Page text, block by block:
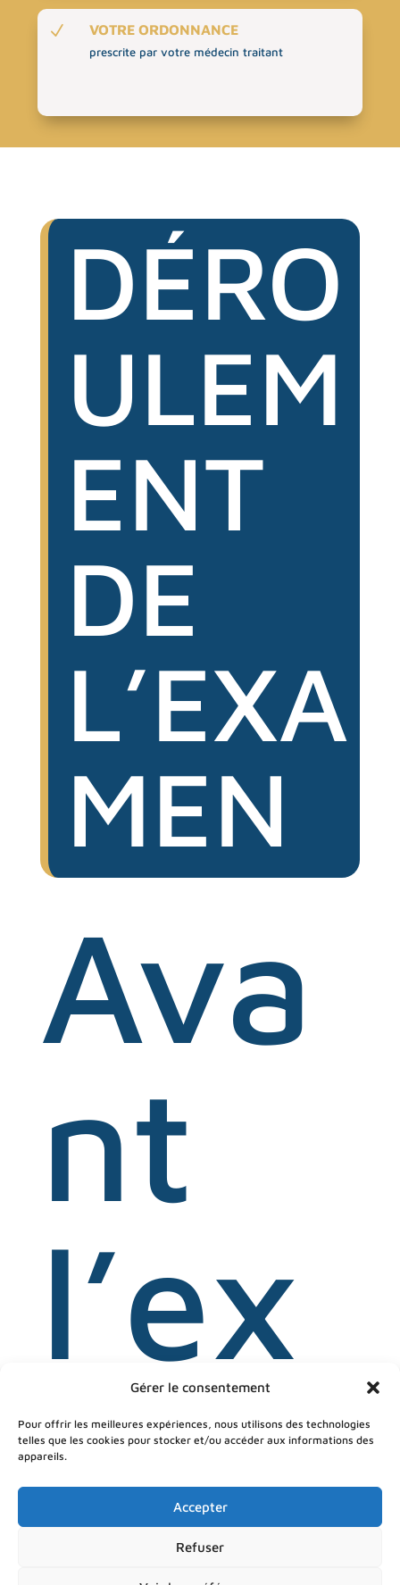
Gérer le consentement
Pour offrir les meilleures expériences, nous utilisons des technologies
telles que les cookies pour stocker et/ou accéder aux informations des
appareils.
Accepter
Refuser
N VOTRE ORDONNANCE
prescrite par votre médecin traitant
DÉRO
ULEM
ENT
DE
L’EXA
MEN
Ava
nt
l’ex
ame